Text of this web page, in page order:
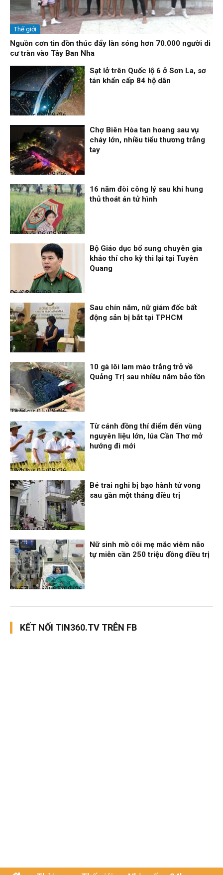
Thế giới
Nguồn cơn tin đồn thúc đẩy làn sóng hơn 70.000 người di
cư tràn vào Tây Ban Nha
Thời sự
06/08/26, 12:33
Sạt lở trên Quốc lộ 6 ở Sơn La, sơ
tán khẩn cấp 84 hộ dân
Thời sự
06/08/26, 12:30
Chợ Biên Hòa tan hoang sau vụ
cháy lớn, nhiều tiểu thương trắng
tay
Thế giới
06/08/26, 08:27
16 năm đòi công lý sau khi hung
thủ thoát án tử hình
Đọc & Ngẫm
06/08/26, 08:15
Bộ Giáo dục bổ sung chuyên gia
khảo thí cho kỳ thi lại tại Tuyên
Quang
Nhịp sống 24h
06/08/26, 00:00
Sau chín năm, nữ giám đốc bất
động sản bị bắt tại TPHCM
Thời sự
05/08/26, 23:56
10 gà lôi lam mào trắng trở về
Quảng Trị sau nhiều năm bảo tồn
Thời sự
05/08/26, 19:17
Từ cánh đồng thí điểm đến vùng
nguyên liệu lớn, lúa Cần Thơ mở
hướng đi mới
Thời sự
05/08/26, 12:06
Bé trai nghi bị bạo hành tử vong
sau gần một tháng điều trị
Bạn đọc viết
05/08/26, 11:57
Nữ sinh mồ côi mẹ mắc viêm não
tự miễn cần 250 triệu đồng điều trị
KẾT NỐI TIN360.TV TRÊN FB